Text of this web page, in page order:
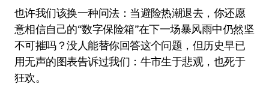
也许我们该换一种问法：当避险热潮退去，你还愿
意相信自己的“数字保险箱”在下一场暴风雨中仍然坚
不可摧吗？没人能替你回答这个问题，但历史早已
用无声的图表告诉过我们：牛市生于悲观，也死于
狂欢。